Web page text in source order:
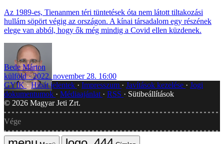
Az 1989-es, Tienanmen téri tüntetések óta nem látott tiltakozási
hullám söpört végig az országon. A kínai társadalom egy részének
elege van abból, hogy ők még mindig a Covid ellen küzdenek.
Bede Márton
külföld
2022. november 28. 16:00
GYIK Hibát jelentek Impresszum Javítások kezelése
Jogi
dokumentumok
Médiaajánlat RSS
Sütibeállítások
© 2026 Magyar Jeti Zrt.
Vége